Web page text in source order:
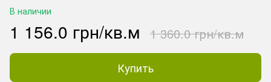
В наличии
1 156.0 грн/кв.м 1 360.0 грн/кв.м
Купить